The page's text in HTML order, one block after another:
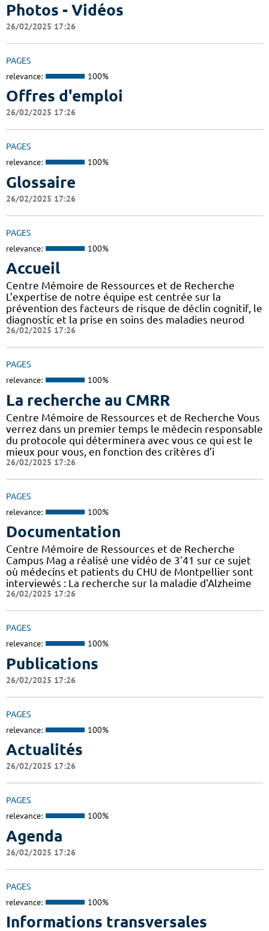
Photos - Vidéos
26/02/2025 17:26
PAGES
relevance: 100%
Offres d'emploi
26/02/2025 17:26
PAGES
relevance: 100%
Glossaire
26/02/2025 17:26
PAGES
relevance: 100%
Accueil
Centre Mémoire de Ressources et de Recherche
L’expertise de notre équipe est centrée sur la
prévention des facteurs de risque de déclin cognitif, le
diagnostic et la prise en soins des maladies neurod
26/02/2025 17:26
PAGES
relevance: 100%
La recherche au CMRR
Centre Mémoire de Ressources et de Recherche Vous
verrez dans un premier temps le médecin responsable
du protocole qui déterminera avec vous ce qui est le
mieux pour vous, en fonction des critères d’i
26/02/2025 17:26
PAGES
relevance: 100%
Documentation
Centre Mémoire de Ressources et de Recherche
Campus Mag a réalisé une vidéo de 3'41 sur ce sujet
où médecins et patients du CHU de Montpellier sont
interviewés : La recherche sur la maladie d'Alzheime
26/02/2025 17:26
PAGES
relevance: 100%
Publications
26/02/2025 17:26
PAGES
relevance: 100%
Actualités
26/02/2025 17:26
PAGES
relevance: 100%
Agenda
26/02/2025 17:26
PAGES
relevance: 100%
Informations transversales